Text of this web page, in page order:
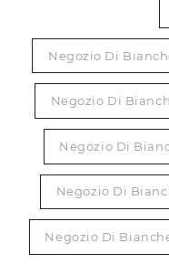
Negozio Di
Negozio Di
Negozio Di
Negozio Di
Negozio Di